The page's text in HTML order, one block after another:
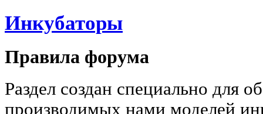
Инкубаторы
Правила форума
Раздел создан специально для
производимых нами моделей